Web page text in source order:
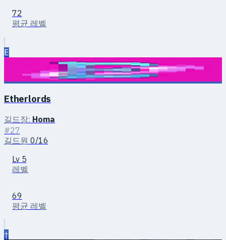
72
평균 레벨
E
Etherlords
길드장: Homa
#27
길드원 0/16
Lv 5
레벨
69
평균 레벨
†